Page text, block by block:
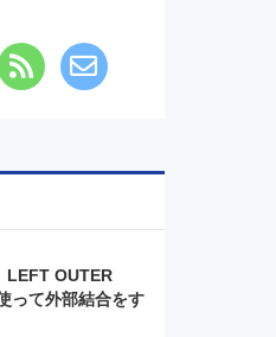
LEFT OUTER
って外部結合をす